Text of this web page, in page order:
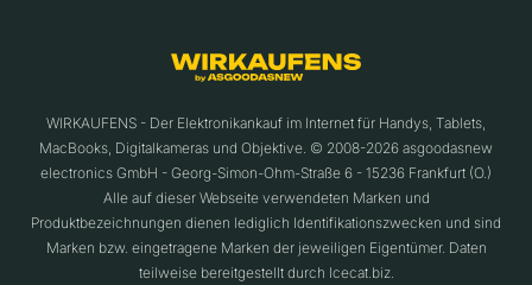
WIRKAUFENS - Der Elektronikankauf im Internet für Handys, Tablets,
MacBooks, Digitalkameras und Objektive. © 2008-2026 asgoodasnew
electronics GmbH - Georg-Simon-Ohm-Straße 6 - 15236 Frankfurt (O.)
Alle auf dieser Webseite verwendeten Marken und
Produktbezeichnungen dienen lediglich Identifikationszwecken und sind
Marken bzw. eingetragene Marken der jeweiligen Eigentümer. Daten
teilweise bereitgestellt durch Icecat.biz.